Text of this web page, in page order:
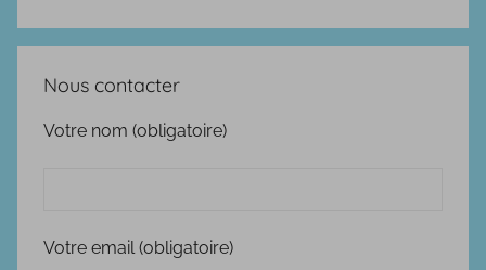
Nous contacter
Votre nom (obligatoire)
Votre email (obligatoire)